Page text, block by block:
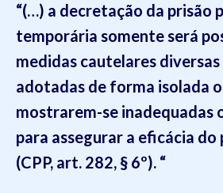
“(…) a decretação da prisão
temporária somente será
medidas cautelares diversas
adotadas de forma isolada
mostrarem-se inadequadas
para assegurar a eficácia do
(CPP, art. 282, § 6º). “